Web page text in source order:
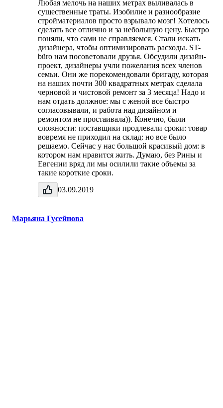
Любая мелочь на наших метрах выливалась в
существенные траты. Изобилие и разнообразие
стройматериалов просто взрывало мозг! Хотелось
сделать все отлично и за небольшую цену. Быстро
поняли, что сами не справляемся. Стали искать
дизайнера, чтобы оптимизировать расходы. ST-
büro нам посоветовали друзья. Обсудили дизайн-
проект, дизайнеры учли пожелания всех членов
семьи. Они же порекомендовали бригаду, которая
на наших почти 300 квадратных метрах сделала
черновой и чистовой ремонт за 3 месяца! Надо и
нам отдать должное: мы с женой все быстро
согласовывали, и работа над дизайном и
ремонтом не простаивала)). Конечно, были
сложности: поставщики продлевали сроки: товар
вовремя не приходил на склад: но все было
решаемо. Сейчас у нас большой красивый дом: в
котором нам нравится жить. Думаю, без Рины и
Евгении вряд ли мы осилили такие объемы за
такие короткие сроки.
03.09.2019
Марьяна Гусейнова